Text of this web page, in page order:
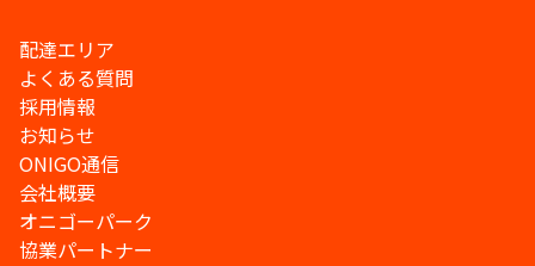
配達エリア
よくある質問
採用情報
お知らせ
ONIGO通信
会社概要
オニゴーパーク
協業パートナー